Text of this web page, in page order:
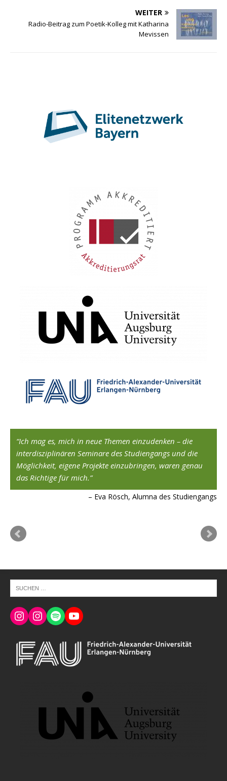
WEITER
Radio-Beitrag zum Poetik-Kolleg mit Katharina
Mevissen
Ich mag es, mich in neue Themen einzudenken – die
interdisziplinären Seminare des Studiengangs und die
Möglichkeit, eigene Projekte einzubringen, waren genau
das Richtige für mich.
Eva Rösch, Alumna des Studiengangs